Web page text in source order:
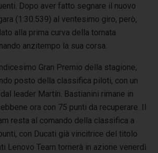
Dopo aver fatto segnare il nuovo
(1:30.539) al ventesimo giro, però,
alla prima curva della tornata
anzitempo la sua corsa.
Gran Premio della stagione,
posto della classifica piloti, con un
leader Martín. Bastianini rimane in
ora con 75 punti da recuperare. Il
resta al comando della classifica a
con Ducati già vincitrice del titolo
Lenovo Team tornerà in azione venerdì